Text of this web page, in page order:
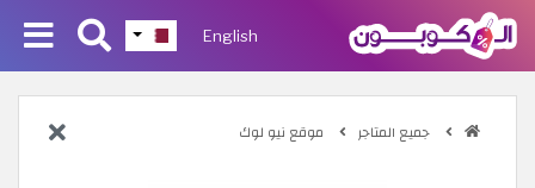
English
جميع المتاجر موقع نيو لوك